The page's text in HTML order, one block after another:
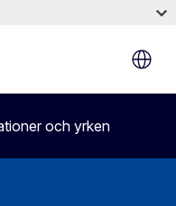
och yrken